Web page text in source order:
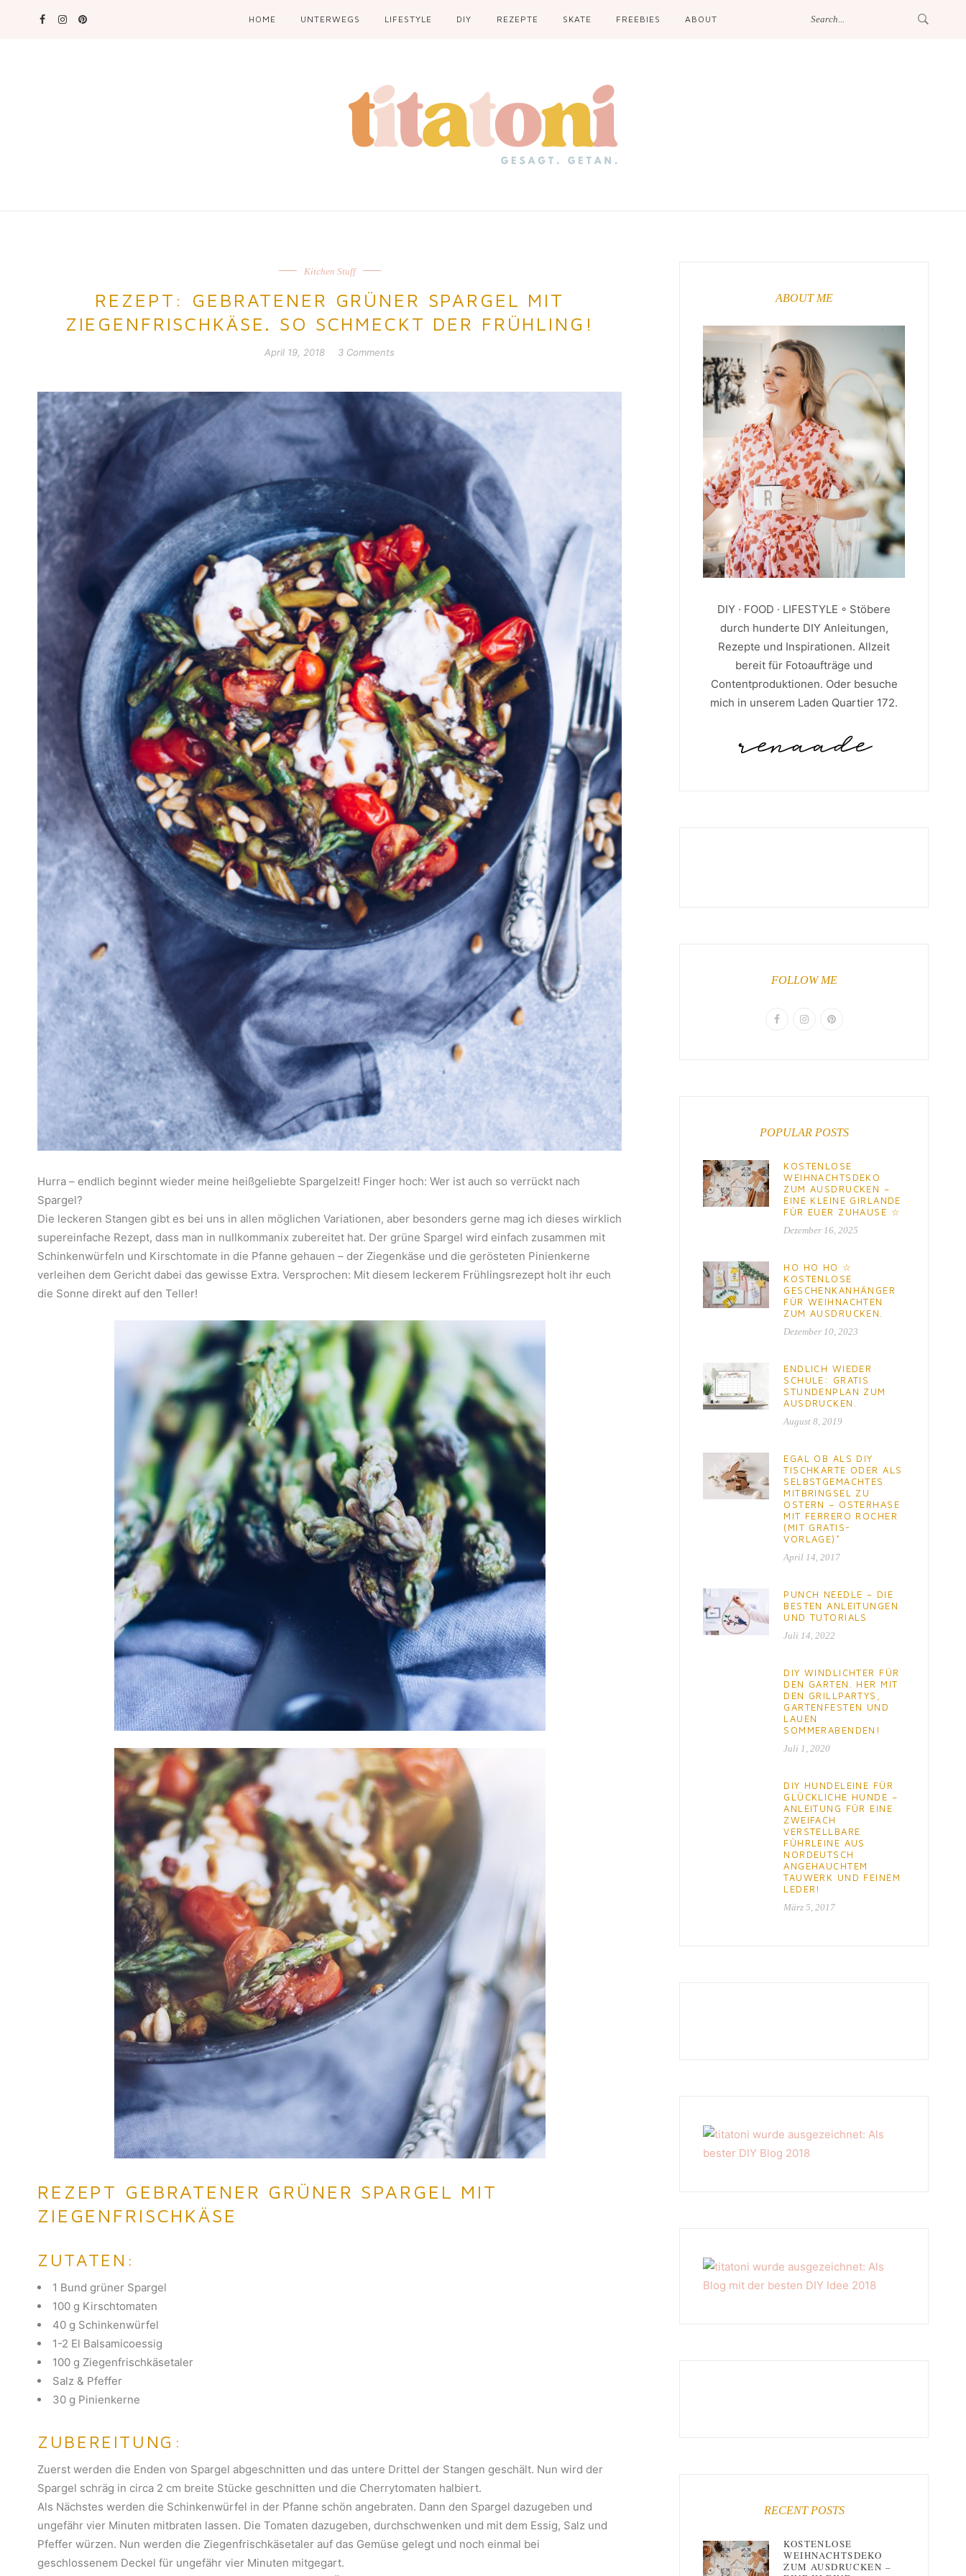
HOME UNTERWEGS LIFESTYLE DIY REZEPTE SKATE FREEBIES ABOUT
Kitchen Stuff
REZEPT: GEBRATENER GRÜNER SPARGEL MIT
ZIEGENFRISCHKÄSE. SO SCHMECKT DER FRÜHLING!
April 19, 2018 3 Comments
Hurra – endlich beginnt wieder meine heißgeliebte Spargelzeit! Finger hoch: Wer ist auch so verrückt nach
Spargel?
Die leckeren Stangen gibt es bei uns in allen möglichen Variationen, aber besonders gerne mag ich dieses wirklich
supereinfache Rezept, dass man in nullkommanix zubereitet hat. Der grüne Spargel wird einfach zusammen mit
Schinkenwürfeln und Kirschtomate in die Pfanne gehauen – der Ziegenkäse und die gerösteten Pinienkerne
verleihen dem Gericht dabei das gewisse Extra. Versprochen: Mit diesem leckerem Frühlingsrezept holt ihr euch
die Sonne direkt auf den Teller!
REZEPT GEBRATENER GRÜNER SPARGEL MIT
ZIEGENFRISCHKÄSE
ZUTATEN:
1 Bund grüner Spargel
100 g Kirschtomaten
40 g Schinkenwürfel
1-2 El Balsamicoessig
100 g Ziegenfrischkäsetaler
Salz & Pfeffer
30 g Pinienkerne
ZUBEREITUNG:
Zuerst werden die Enden von Spargel abgeschnitten und das untere Drittel der Stangen geschält. Nun wird der
Spargel schräg in circa 2 cm breite Stücke geschnitten und die Cherrytomaten halbiert.
Als Nächstes werden die Schinkenwürfel in der Pfanne schön angebraten. Dann den Spargel dazugeben und
ungefähr vier Minuten mitbraten lassen. Die Tomaten dazugeben, durchschwenken und mit dem Essig, Salz und
Pfeffer würzen. Nun werden die Ziegenfrischkäsetaler auf das Gemüse gelegt und noch einmal bei
geschlossenem Deckel für ungefähr vier Minuten mitgegart.
ABOUT ME
DIY · FOOD · LIFESTYLE ◦ Stöbere
durch hunderte DIY Anleitungen,
Rezepte und Inspirationen. Allzeit
bereit für Fotoaufträge und
Contentproduktionen. Oder besuche
mich in unserem Laden Quartier 172.
FOLLOW ME
POPULAR POSTS
KOSTENLOSE
WEIHNACHTSDEKO
ZUM AUSDRUCKEN –
EINE KLEINE GIRLANDE
FÜR EUER ZUHAUSE ☆
Dezember 16, 2025
HO HO HO ☆
KOSTENLOSE
GESCHENKANHÄNGER
FÜR WEIHNACHTEN
ZUM AUSDRUCKEN.
Dezember 10, 2023
ENDLICH WIEDER
SCHULE: GRATIS
STUNDENPLAN ZUM
AUSDRUCKEN.
August 8, 2019
EGAL OB ALS DIY
TISCHKARTE ODER ALS
SELBSTGEMACHTES
MITBRINGSEL ZU
OSTERN – OSTERHASE
MIT FERRERO ROCHER
(MIT GRATIS-
VORLAGE)*
April 14, 2017
PUNCH NEEDLE – DIE
BESTEN ANLEITUNGEN
UND TUTORIALS
Juli 14, 2022
DIY WINDLICHTER FÜR
DEN GARTEN. HER MIT
DEN GRILLPARTYS,
GARTENFESTEN UND
LAUEN
SOMMERABENDEN!
Juli 1, 2020
DIY HUNDELEINE FÜR
GLÜCKLICHE HUNDE –
ANLEITUNG FÜR EINE
ZWEIFACH
VERSTELLBARE
FÜHRLEINE AUS
NORDEUTSCH
ANGEHAUCHTEM
TAUWERK UND FEINEM
LEDER!
März 5, 2017
RECENT POSTS
KOSTENLOSE
WEIHNACHTSDEKO
ZUM AUSDRUCKEN –